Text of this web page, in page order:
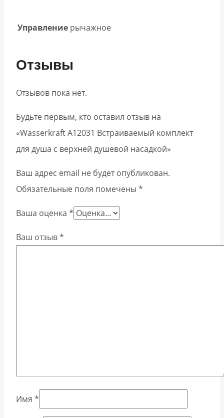
Управление рычажное
Отзывы
Отзывов пока нет.
Будьте первым, кто оставил отзыв на
«Wasserkraft А12031 Встраиваемый комплект
для душа с верхней душевой насадкой»
Ваш адрес email не будет опубликован.
Обязательные поля помечены *
Ваша оценка *
Ваш отзыв*
Имя *